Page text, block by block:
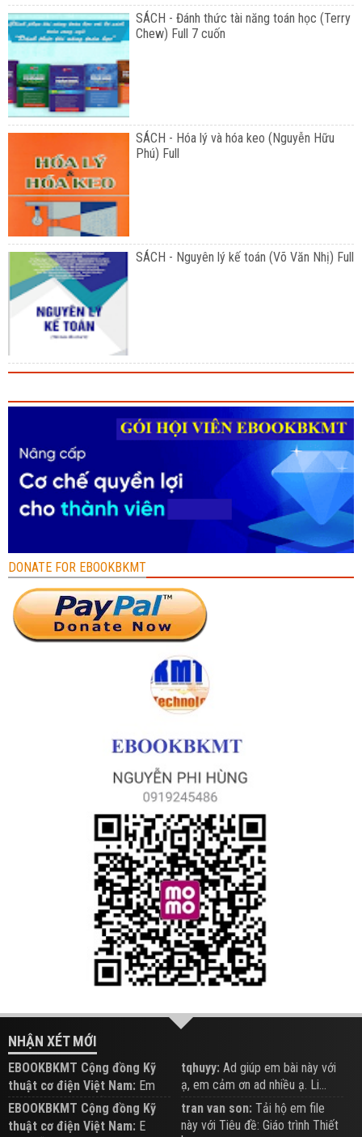
SÁCH - Đánh thức tài năng toán học (Terry
Chew) Full 7 cuốn
SÁCH - Hóa lý và hóa keo (Nguyễn Hữu
Phú) Full
SÁCH - Nguyên lý kế toán (Võ Văn Nhị) Full
DONATE FOR EBOOKBKMT
NHẬN XÉT MỚI
EBOOKBKMT Cộng đồng Kỹ
thuật cơ điện Việt Nam: Em
đăng trên Group hỗ trợ nhé
tqhuyy: Ad giúp em bài này với
ạ, em cảm ơn ad nhiều ạ. Li...
EBOOKBKMT Cộng đồng Kỹ
thuật cơ điện Việt Nam: E
tran van son: Tải hộ em file
này với Tiêu đề: Giáo trình Thiết